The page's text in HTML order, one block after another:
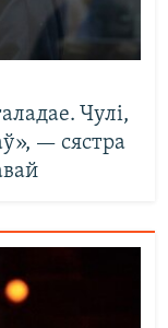
Чулі,
— сястра